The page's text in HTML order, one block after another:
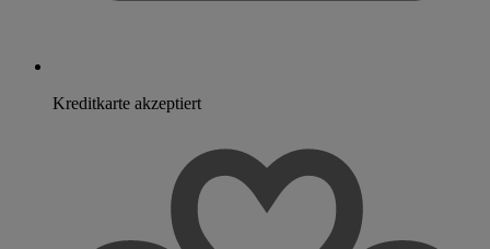
Kreditkarte akzeptiert